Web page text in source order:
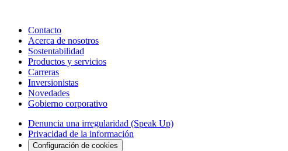
Contacto
Acerca de nosotros
Sostentabilidad
Productos y servicios
Carreras
Inversionistas
Novedades
Gobierno corporativo
Denuncia una irregularidad (Speak Up)
Privacidad de la información
Configuración de cookies